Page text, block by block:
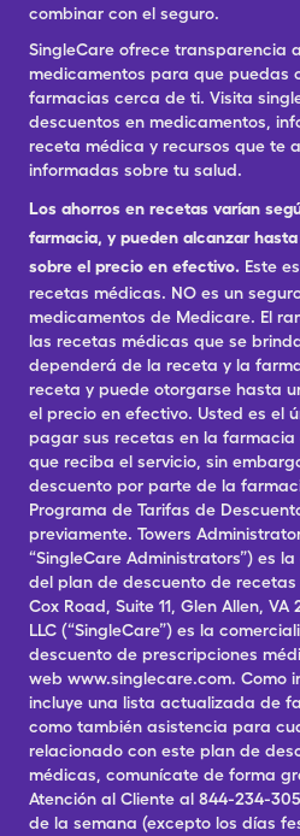
combinar con el seguro.
SingleCare ofrece transparencia
medicamentos para que puedas
farmacias cerca de ti. Visita
descuentos en medicamentos,
receta médica y recursos que te
informadas sobre tu salud.
Los ahorros en recetas varían
farmacia, y pueden alcanzar
sobre el precio en efectivo. Este
recetas médicas. NO es un
medicamentos de Medicare. El
las recetas médicas que se
dependerá de la receta y la
receta y puede otorgarse hasta
el precio en efectivo. Usted es el
pagar sus recetas en la
que reciba el servicio, sin
descuento por parte de la
Programa de Tarifas de
previamente. Towers
“SingleCare Administrators”) es
del plan de descuento de
Cox Road, Suite 11, Glen Allen,
LLC (“SingleCare”) es la
descuento de prescripciones
web www.singlecare.com. Como
incluye una lista actualizada de
como también asistencia para
relacionado con este plan de
médicas, comunícate de forma
Atención al Cliente al 844-234-
de la semana (excepto los días